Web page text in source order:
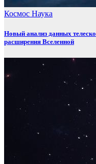
Космос Наука
Новый анализ данных
расширения Вселенной